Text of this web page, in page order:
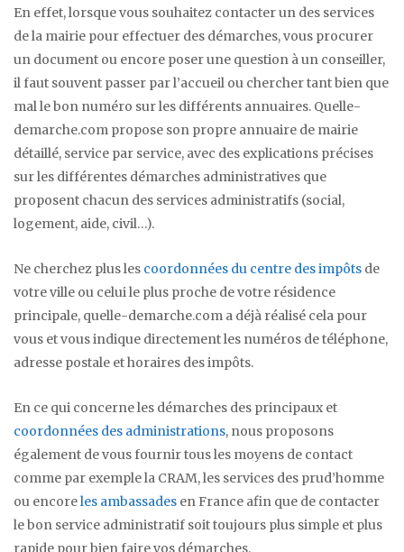
En effet, lorsque vous souhaitez contacter un des services
de la mairie pour effectuer des démarches, vous procurer
un document ou encore poser une question à un conseiller,
il faut souvent passer par l’accueil ou chercher tant bien que
mal le bon numéro sur les différents annuaires. Quelle-
demarche.com propose son propre annuaire de mairie
détaillé, service par service, avec des explications précises
sur les différentes démarches administratives que
proposent chacun des services administratifs (social,
logement, aide, civil…).
Ne cherchez plus les coordonnées du centre des impôts de
votre ville ou celui le plus proche de votre résidence
principale, quelle-demarche.com a déjà réalisé cela pour
vous et vous indique directement les numéros de téléphone,
adresse postale et horaires des impôts.
En ce qui concerne les démarches des principaux et
coordonnées des administrations, nous proposons
également de vous fournir tous les moyens de contact
comme par exemple la CRAM, les services des prud’homme
ou encoreles ambassades en France afin que de contacter
le bon service administratif soit toujours plus simple et plus
rapide pour bien faire vos démarches.